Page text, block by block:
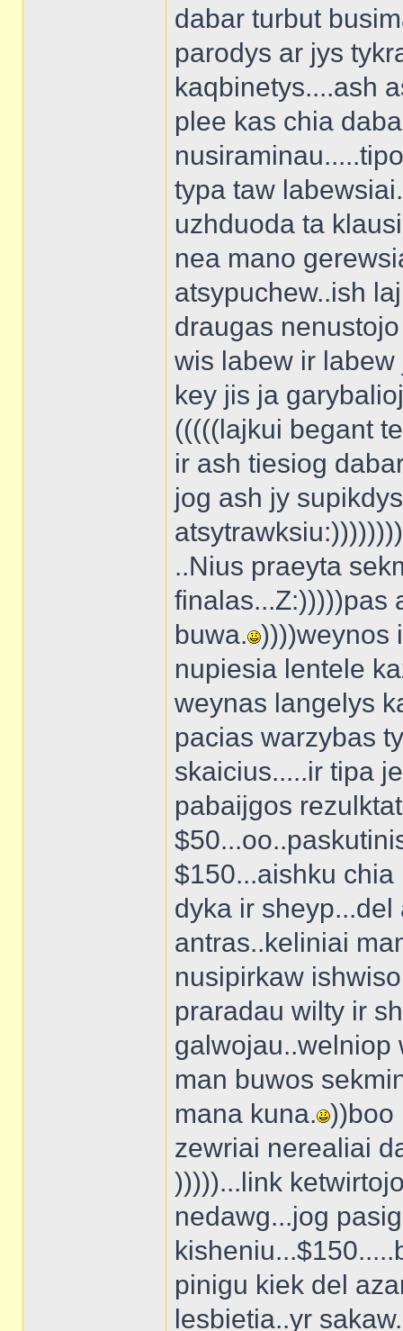
dabar turbut
parodys ar jys
kaqbinetys....ash
plee kas chia
typa taw
uzhduoda ta
nea mano
atsypuchew..ish
draugas
wis labew ir
key jis ja
(((((lajkui begant
ir ash tiesiog
jog ash jy
..Nius praeyta
finalas...Z:)))))pas
buwa. ))))weynos
nupiesia lentele
weynas langelys
pacias warzybas
skaicius.....ir tipa
pabaijgos
$150...aishku
dyka ir sheyp...del
antras..keliniai
nusipirkaw
praradau wilty ir
galwojau..welniop
man buwos
mana kuna. ))boo
zewriai nerealiai
)))))...link
nedawg...jog
pinigu kiek del
lesbietia..yr